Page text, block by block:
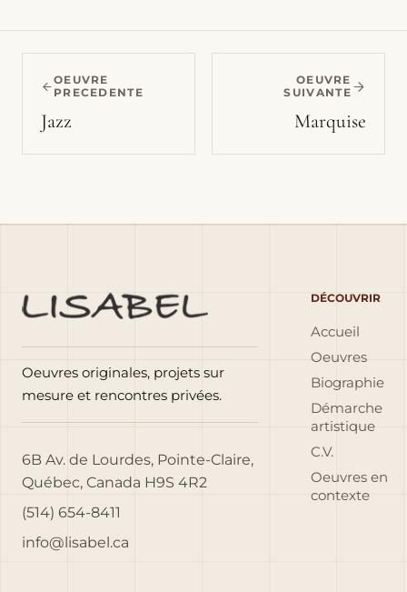
OEUVRE
PRECEDENTE
Jazz
OEUVRE
SUIVANTE
Marquise
Oeuvres originales, projets sur
mesure et rencontres privées.
6B Av. de Lourdes, Pointe-Claire,
Québec, Canada H9S 4R2
(514) 654-8411
info@lisabel.ca
DÉCOUVRIR
Accueil
Oeuvres
Biographie
Démarche
artistique
C.V.
Oeuvres en
contexte